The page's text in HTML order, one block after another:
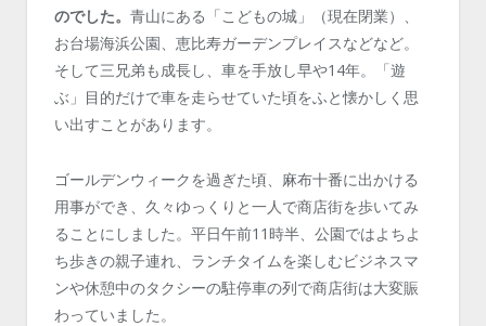
のでした。 青山にある「こどもの城」（現在閉業）、
お台場海浜公園、恵比寿ガーデンプレイスなどなど。
そして三兄弟も成長し、車を手放し早や14年。「遊
ぶ」目的だけで車を走らせていた頃をふと懐かしく思
い出すことがあります。
ゴールデンウィークを過ぎた頃、麻布十番に出かける
用事ができ、久々ゆっくりと一人で商店街を歩いてみ
ることにしました。平日午前11時半、公園ではよちよ
ち歩きの親子連れ、ランチタイムを楽しむビジネスマ
ンや休憩中のタクシーの駐停車の列で商店街は大変賑
わっていました。